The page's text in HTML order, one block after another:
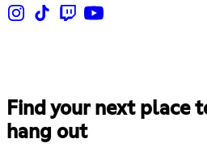
Find your next place
hang out